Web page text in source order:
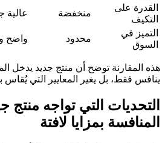
القدرة على
التكيف
منخفضة
عالية
التميز في
السوق
محدود واضح
هذه المقارنة توضح أن منتج جديد يدخل
ينافس فقط، بل يغير المعايير التي يُقاس
التحديات التي تواجه منتج
المنافسة بمزايا لافتة